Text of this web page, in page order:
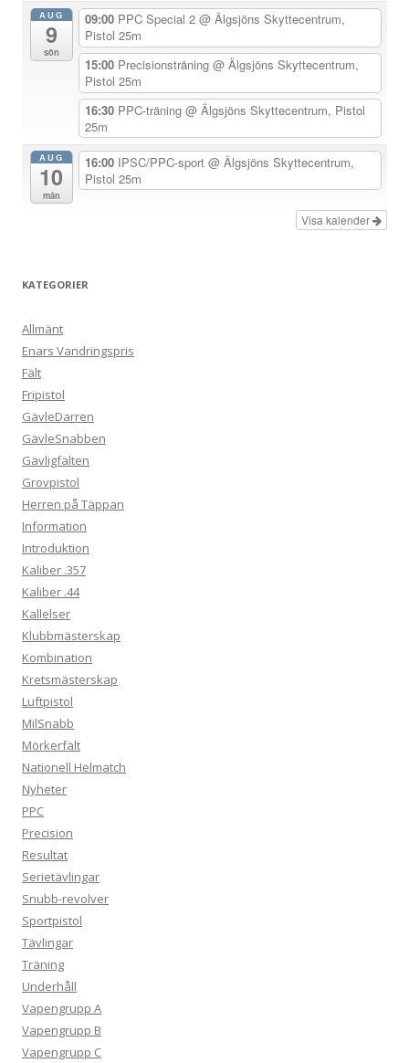
g
g
AUG
9
sön
09:00 PPC Special 2 @ Älgsjöns Skyttecentrum,
Pistol 25m
15:00 Precisionsträning @ Älgsjöns Skyttecentrum,
Pistol 25m
16:30 PPC-träning @ Älgsjöns Skyttecentrum, Pistol
25m
AUG
10
mån
16:00 IPSC/PPC-sport @ Älgsjöns Skyttecentrum,
Pistol 25m
Visa kalender
KATEGORIER
Allmänt
Enars Vandringspris
Fält
Fripistol
GävleDarren
GävleSnabben
Gävligfälten
Grovpistol
Herren på Täppan
Information
Introduktion
Kaliber .357
Kaliber .44
Kallelser
Klubbmästerskap
Kombination
Kretsmästerskap
Luftpistol
MilSnabb
Mörkerfält
Nationell Helmatch
Nyheter
PPC
Precision
Resultat
Serietävlingar
Snubb-revolver
Sportpistol
Tävlingar
Träning
Underhåll
Vapengrupp A
Vapengrupp B
Vapengrupp C